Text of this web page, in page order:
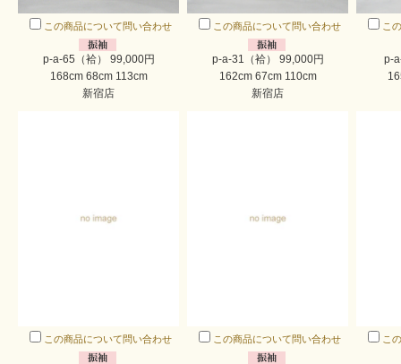
この商品について問い合わせ
p-a-65（袷） 99,000円
168cm 68cm 113cm
新宿店
この商品について問い合わせ
p-a-31（袷） 99,000円
162cm 67cm 110cm
新宿店
こ
p-
この商品について問い合わせ この商品について問い合わせ こ